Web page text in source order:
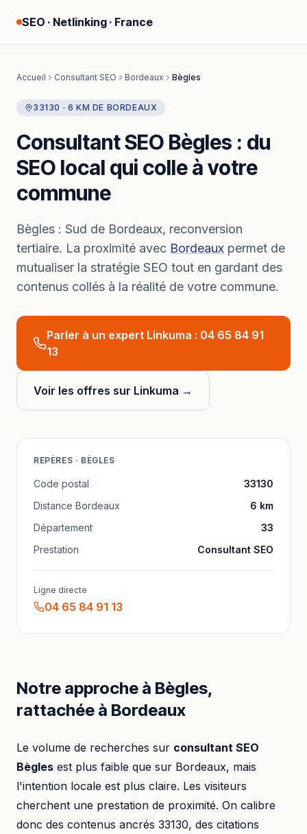
SEO · Netlinking · France
Accueil Consultant SEO Bordeaux Bègles
33130 · 6 KM DE BORDEAUX
Consultant SEO Bègles : du
SEO local qui colle à votre
commune
Bègles : Sud de Bordeaux, reconversion
tertiaire. La proximité avec Bordeaux permet de
mutualiser la stratégie SEO tout en gardant des
contenus collés à la réalité de votre commune.
Parler à un expert Linkuma : 04 65 84 91
13
Voir les offres sur Linkuma →
REPÈRES · BÈGLES
Code postal
33130
Distance Bordeaux 6 km
Département
33
Prestation
Consultant SEO
Ligne directe
04 65 84 91 13
Notre approche à Bègles,
rattachée à Bordeaux
Le volume de recherches sur consultant SEO
Bègles est plus faible que sur Bordeaux, mais
l'intention locale est plus claire. Les visiteurs
cherchent une prestation de proximité. On calibre
donc des contenus ancrés 33130, des citations